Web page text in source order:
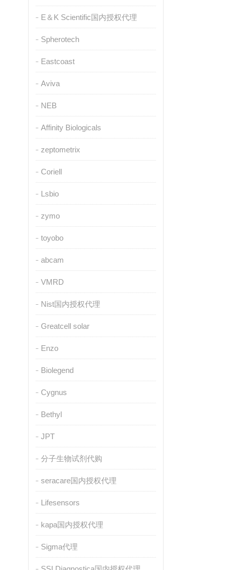
E＆K Scientific国内授权代理
Spherotech
Eastcoast
Aviva
NEB
Affinity Biologicals
zeptometrix
Coriell
Lsbio
zymo
toyobo
abcam
VMRD
Nist国内授权代理
Greatcell solar
Enzo
Biolegend
Cygnus
Bethyl
JPT
分子生物试剂代购
seracare国内授权代理
Lifesensors
kapa国内授权代理
Sigma代理